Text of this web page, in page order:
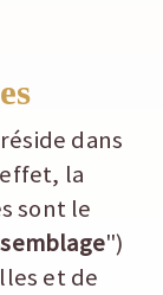
dans
la
sont le
")
et de